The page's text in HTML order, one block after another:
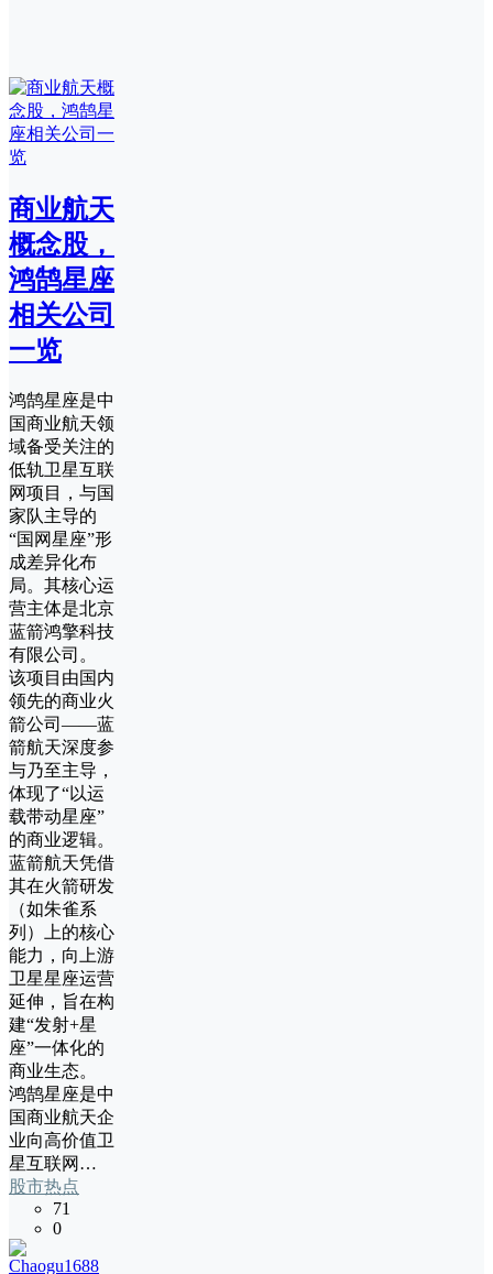
商业航天
概念股，
鸿鹄星座
相关公司
一览
鸿鹄星座是中
国商业航天领
域备受关注的
低轨卫星互联
网项目，与国
家队主导的
“国网星座”形
成差异化布
局。其核心运
营主体是北京
蓝箭鸿擎科技
有限公司。
该项目由国内
领先的商业火
箭公司——蓝
箭航天深度参
与乃至主导，
体现了“以运
载带动星座”
的商业逻辑。
蓝箭航天凭借
其在火箭研发
（如朱雀系
列）上的核心
能力，向上游
卫星星座运营
延伸，旨在构
建“发射+星
座”一体化的
商业生态。
鸿鹄星座是中
国商业航天企
业向高价值卫
星互联网…
股市热点
71
0